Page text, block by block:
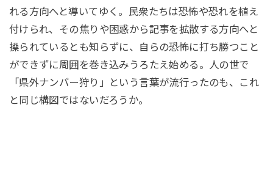
れる方向へと導いてゆく。民衆たちは恐怖や恐れを植え
付けられ、その焦りや困惑から記事を拡散する方向へと
操られているとも知らずに、自らの恐怖に打ち勝つこと
ができずに周囲を巻き込みうろたえ始める。人の世で
「県外ナンバー狩り」という言葉が流行ったのも、これ
と同じ構図ではないだろうか。